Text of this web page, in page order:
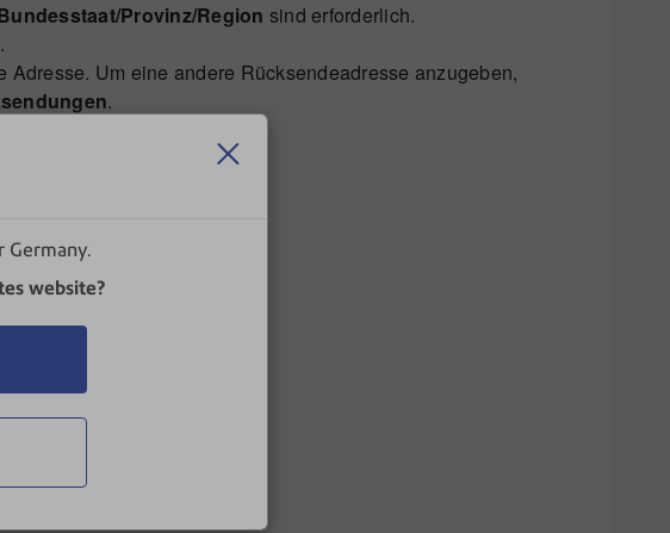
website?
Provinz/Region sind erforderlich.
Um eine andere Rücksendeadresse anzugeben,
.
möchten.